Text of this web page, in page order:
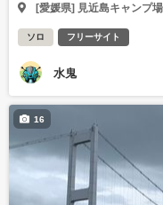
[愛媛県] 見近島キャンプ
ソロ フリーサイト
水鬼
16